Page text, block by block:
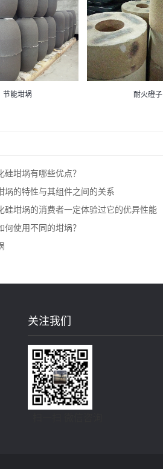
节能坩埚 耐火磴子
硅坩埚有哪些优点？
埚的特性与其组件之间的关系
硅坩埚的消费者一定体验过它的优异性能
何使用不同的坩埚？
关注我们